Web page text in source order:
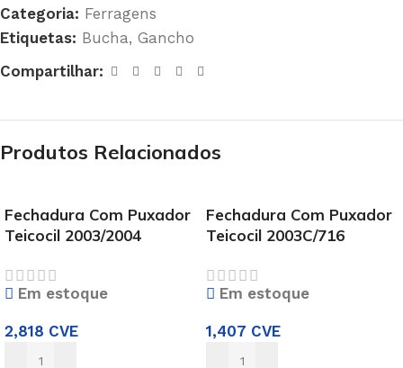
Categoria: Ferragens
Etiquetas: Bucha, Gancho
Compartilhar:
Produtos Relacionados
Fechadura Com Puxador
Teicocil 2003/2004
Em estoque
2,818 CVE
Fechadura Com Puxador
Teicocil 2003C/716
Em estoque
1,407 CVE